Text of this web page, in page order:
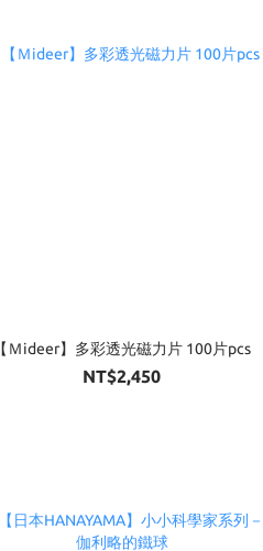
【Ｍideer】多彩透光磁力片 100片pcs
NT$2,450